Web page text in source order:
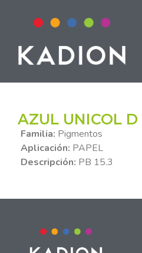
AZUL UNICOL
Familia: Pigmentos
Aplicación: PAPEL
Descripción: PB 15.3